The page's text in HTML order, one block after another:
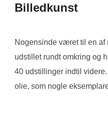
Billedkunst
Nogensinde været til en af
udstillet rundt omkring og
40 udstillinger indtil
olie, som nogle